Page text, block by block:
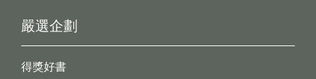
嚴選企劃
得獎好書